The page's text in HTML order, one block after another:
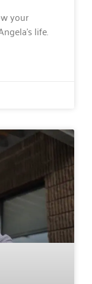
your
life.